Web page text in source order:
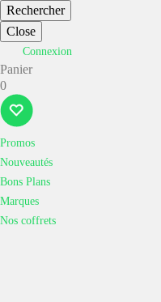
Rechercher
Close
Connexion
Panier
0
Promos
Nouveautés
Bons Plans
Marques
Nos coffrets